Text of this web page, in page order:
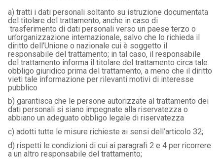
a) tratti i dati personali soltanto su istruzione documentata
del titolare del trattamento, anche in caso di
trasferimento di dati personali verso un paese terzo o
un’organizzazione internazionale, salvo che lo richieda il
diritto dell’Unione o nazionale cui è soggetto il
responsabile del trattamento; in tal caso, il responsabile
del trattamento informa il titolare del trattamento circa tale
obbligo giuridico prima del trattamento, a meno che il diritto
vieti tale informazione per rilevanti motivi di interesse
pubblico
b) garantisca che le persone autorizzate al trattamento dei
dati personali si siano impegnate alla riservatezza o
abbiano un adeguato obbligo legale di riservatezza
c) adotti tutte le misure richieste ai sensi dell’articolo 32;
d) rispetti le condizioni di cui ai paragrafi 2 e 4 per ricorrere
a un altro responsabile del trattamento;